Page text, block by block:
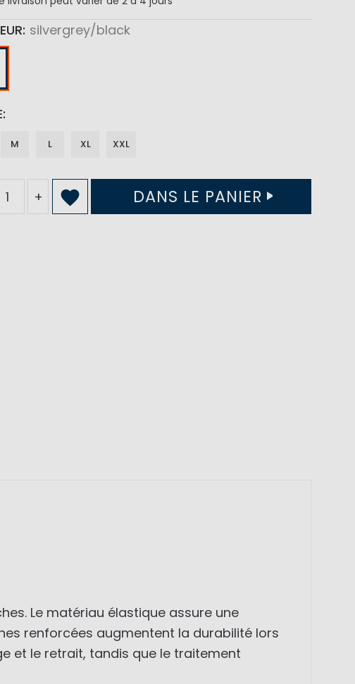
silvergrey/black
M L XL XXL
+ DANS LE PANIER
Le matériau élastique assure une
renforcées augmentent la durabilité lors
et le retrait, tandis que le traitement